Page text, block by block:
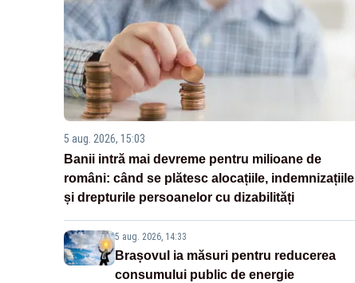
5 aug. 2026, 15:03
Banii intră mai devreme pentru milioane de
români: când se plătesc alocațiile, indemnizațiile
și drepturile persoanelor cu dizabilități
5 aug. 2026, 14:33
Brașovul ia măsuri pentru reducerea
consumului public de energie